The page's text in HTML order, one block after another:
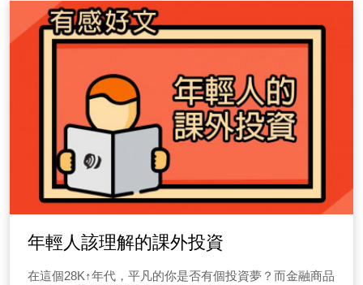
年輕人該理解的課外投資
在這個28K↑年代，平凡的你是否有個投資夢？而金融商品